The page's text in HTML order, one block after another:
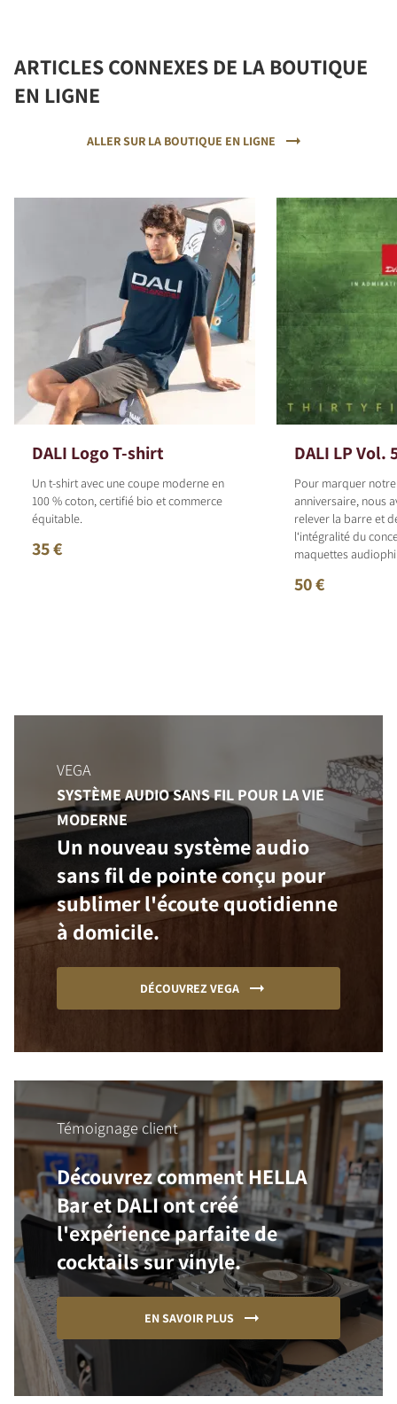
ARTICLES CONNEXES DE LA BOUTIQUE
EN LIGNE
ALLER SUR LA BOUTIQUE EN LIGNE
DALI Logo T-shirt
Un t-shirt avec une coupe moderne en
100 % coton, certifié bio et commerce
équitable.
35 €
DALI LP Vol.
Pour marquer
anniversaire, nous
relever la barre et
l‘intégralité du
maquettes
50 €
VEGA
SYSTÈME AUDIO SANS FIL POUR LA VIE
MODERNE
Un nouveau système audio
sans fil de pointe conçu pour
sublimer l'écoute quotidienne
à domicile.
DÉCOUVREZ VEGA
Témoignage client
Découvrez comment HELLA
Bar et DALI ont créé
l'expérience parfaite de
cocktails sur vinyle.
EN SAVOIR PLUS